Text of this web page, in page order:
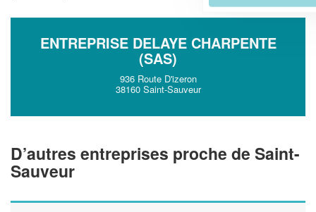
ENTREPRISE DELAYE CHARPENTE
(SAS)
936 Route D'izeron
38160 Saint-Sauveur
D’autres entreprises proche de Saint-
Sauveur